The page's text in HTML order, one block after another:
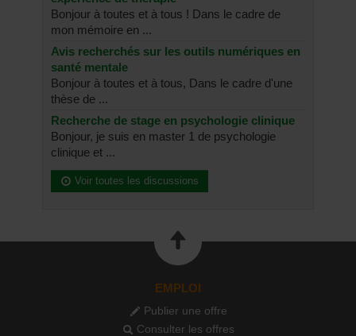
Bonjour à toutes et à tous ! Dans le cadre de
mon mémoire en ...
Avis recherchés sur les outils numériques en
santé mentale
Bonjour à toutes et à tous, Dans le cadre d'une
thèse de ...
Recherche de stage en psychologie clinique
Bonjour, je suis en master 1 de psychologie
clinique et ...
Voir toutes les discussions
EMPLOI
Publier une offre
Consulter les offres